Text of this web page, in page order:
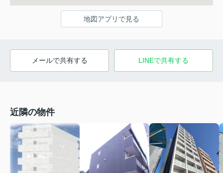
地図アプリで見る
メールで共有する LINEで共有する
近隣の物件